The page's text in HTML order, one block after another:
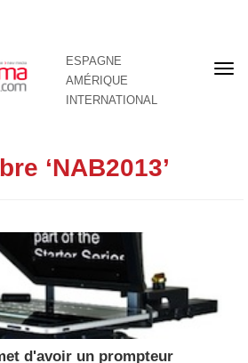
ESPAGNE
AMÉRIQUE
INTERNATIONAL
‘NAB2013’
d'avoir un prompteur